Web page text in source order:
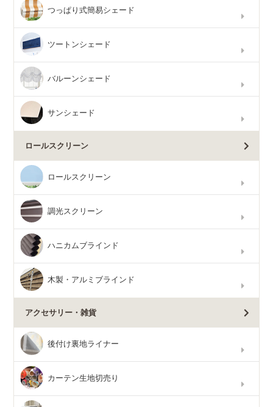
つっぱり式簡易シェード
ツートンシェード
バルーンシェード
サンシェード
ロールスクリーン
ロールスクリーン
調光スクリーン
ハニカムブラインド
木製・アルミブラインド
アクセサリー・雑貨
後付け裏地ライナー
カーテン生地切売り